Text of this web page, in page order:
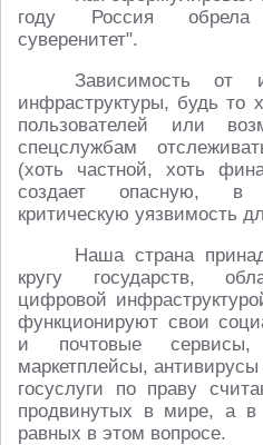
году Россия
суверенитет".
Зависимость от
инфраструктуры, будь то
пользователей или
спецслужбам
(хоть частной, хоть
создает опасную, в
критическую уязвимость
Наша страна
кругу государств,
цифровой
функционируют свои
и почтовые сервисы,
маркетплейсы,
госуслуги по праву
продвинутых в мире, а в
равных в этом вопросе.